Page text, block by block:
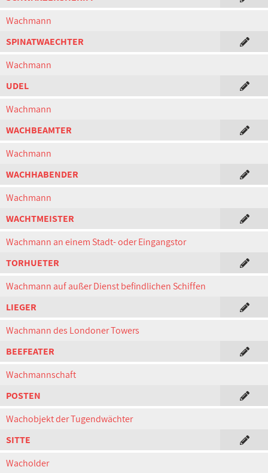
Wachmann
SPINATWAECHTER
Wachmann
UDEL
Wachmann
WACHBEAMTER
Wachmann
WACHHABENDER
Wachmann
WACHTMEISTER
Wachmann an einem Stadt- oder Eingangstor
TORHUETER
Wachmann auf außer Dienst befindlichen Schiffen
LIEGER
Wachmann des Londoner Towers
BEEFEATER
Wachmannschaft
POSTEN
Wachobjekt der Tugendwächter
SITTE
Wacholder